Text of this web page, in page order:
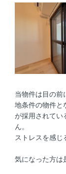
当物件は目の前
地条件の物件と
が採用されてい
ん。
ストレスを感じ
気になった方は